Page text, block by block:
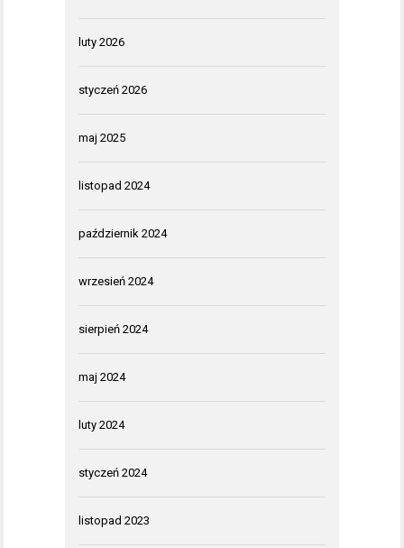
luty 2026
styczeń 2026
maj 2025
listopad 2024
październik 2024
wrzesień 2024
sierpień 2024
maj 2024
luty 2024
styczeń 2024
listopad 2023